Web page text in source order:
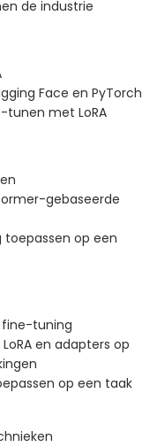
de industrie
Face en PyTorch
tunen met LoRA
gebaseerde
toepassen op een
fine-tuning
en adapters op
op een taak